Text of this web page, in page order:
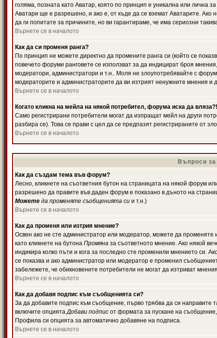
голяма, позната като Аватар, която по принцип е уникална или лична
Аватари ще е разрешено, и ако е, от къде да се вземат Аватарите.
да ги попитате за причините, но ви гарантираме, че има сериозни
Върнете се в началото
Как да си променя ранга?
По принцип не можете директно да промените ранга си (който се
повечето форуми ранговете се използват за да индицират броя
модератори, администратори и т.н.. Моля не злоупотребявайте с
модераторите и администраторите да ви изтрият ненужните мнения и
Върнете се в началото
Когато кликна на мейла на някой потребител, форума иска да вляза?!
Само регистрирани потребители могат да изпращат мейл на други
разбира се). Това се прави с цел да се предпазят регистрираните от
Върнете се в началото
Въпроси
Как да създам тема във форум?
Лесно, кликнете на съответния бутон на страницата на някой форум
разрешено да правите във даден форум е показано в дъното на
Можете да променяте съобщенията си и т.н.)
Върнете се в началото
Как да променя или изтрия мнение?
Освен ако не сте администратор или модератор, можете да
като кликнете на бутона Промяна за съответното мнение. Ако някой
индикира колко пъти и кога за последно сте променили мнението си.
се показва и ако администратор или модератор е променил
забележете, че обикновените потребители не могат да изтриват
Върнете се в началото
Как да добавя подпис към съобщенията си?
За да добавите подпис към съобщение, първо трябва да си
включите опциятаДобави подпис от формата за пускане на
Профила си опцията за автоматично добавяне на подписа.
Върнете се в началото